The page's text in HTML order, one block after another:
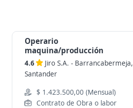
Operario
maquina/producción
4.6 Jiro S.A. - Barrancabermeja,
Santander
$ 1.423.500,00 (Mensual)
Contrato de Obra o labor